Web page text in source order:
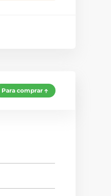
Para comprar